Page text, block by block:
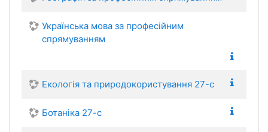
Українська мова за професійним
спрямуванням
Екологія та природокористування 27-с
Ботаніка 27-с